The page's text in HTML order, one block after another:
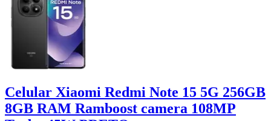
Celular Xiaomi Redmi Note 15 5G 256GB
8GB RAM Ramboost camera 108MP